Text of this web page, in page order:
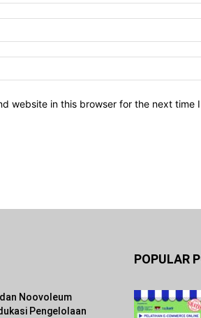
website in this browser for the next time
Noovoleum
Pengelolaan
POPULAR